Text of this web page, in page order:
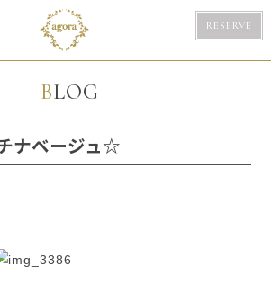
RESERVE
BLOG
ナベージュ☆